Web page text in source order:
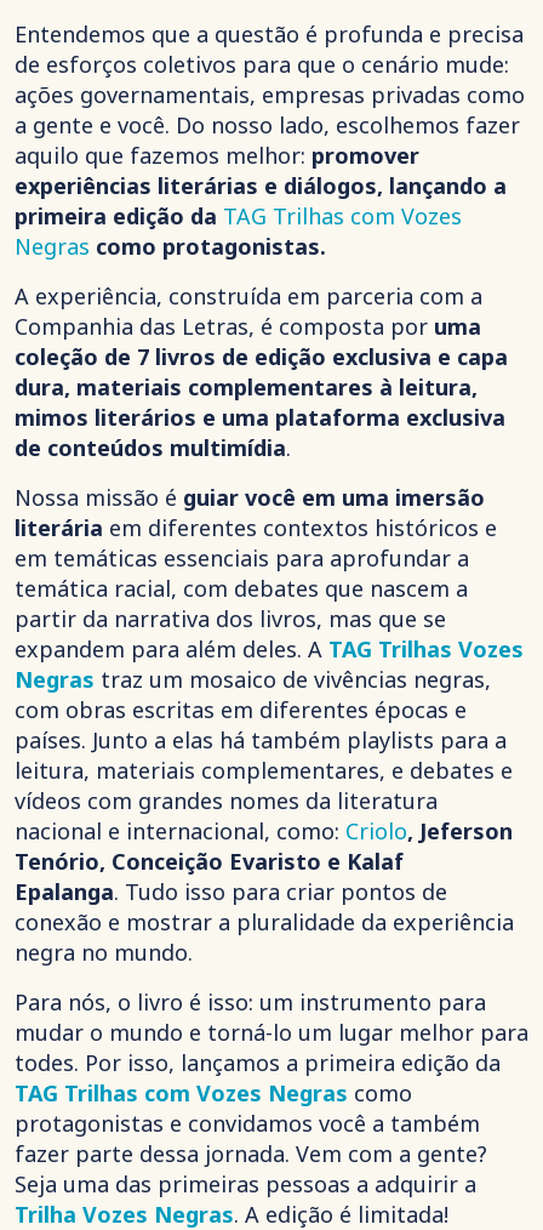
Entendemos que a questão é profunda e precisa
de esforços coletivos para que o cenário mude:
ações governamentais, empresas privadas como
a gente e você. Do nosso lado, escolhemos fazer
aquilo que fazemos melhor: promover
experiências literárias e diálogos, lançando a
primeira edição da TAG Trilhas com Vozes
Negras como protagonistas.
A experiência, construída em parceria com a
Companhia das Letras, é composta por uma
coleção de 7 livros de edição exclusiva e capa
dura, materiais complementares à leitura,
mimos literários e uma plataforma exclusiva
de conteúdos multimídia.
Nossa missão é guiar você em uma imersão
literária em diferentes contextos históricos e
em temáticas essenciais para aprofundar a
temática racial, com debates que nascem a
partir da narrativa dos livros, mas que se
expandem para além deles. A TAG Trilhas Vozes
Negras traz um mosaico de vivências negras,
com obras escritas em diferentes épocas e
países. Junto a elas há também playlists para a
leitura, materiais complementares, e debates e
vídeos com grandes nomes da literatura
nacional e internacional, como: Criolo, Jeferson
Tenório, Conceição Evaristo e Kalaf
Epalanga. Tudo isso para criar pontos de
conexão e mostrar a pluralidade da experiência
negra no mundo.
Para nós, o livro é isso: um instrumento para
mudar o mundo e torná-lo um lugar melhor para
todes. Por isso, lançamos a primeira edição da
TAG Trilhas com Vozes Negras como
protagonistas e convidamos você a também
fazer parte dessa jornada. Vem com a gente?
Seja uma das primeiras pessoas a adquirir a
Trilha Vozes Negras. A edição é limitada!